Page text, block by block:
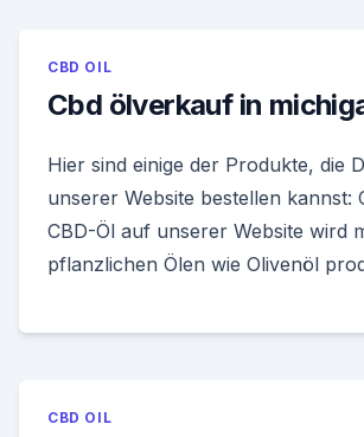
CBD OIL
Cbd ölverkauf in
Hier sind einige der Produkte, die
unserer Website bestellen kannst:
CBD-Öl auf unserer Website wird
pflanzlichen Ölen wie Olivenöl
CBD OIL